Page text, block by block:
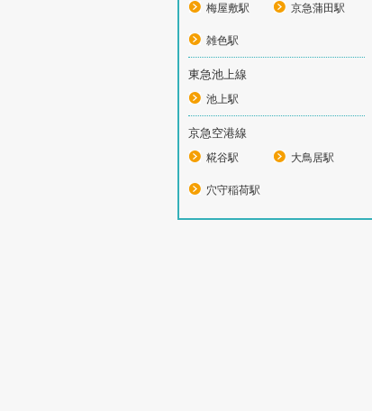
梅屋敷駅 京急蒲田駅
雑色駅
東急池上線
池上駅
京急空港線
糀谷駅 大鳥居駅
穴守稲荷駅